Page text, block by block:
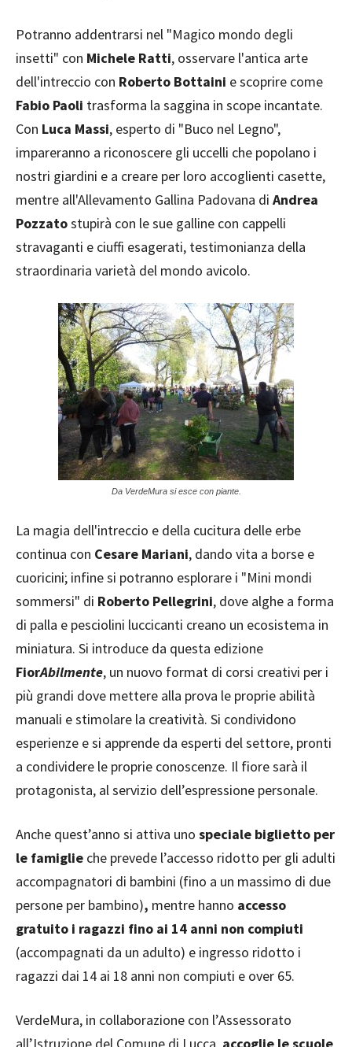
Potranno addentrarsi nel "Magico mondo degli
insetti" con Michele Ratti, osservare l'antica arte
dell'intreccio con Roberto Bottaini e scoprire come
Fabio Paoli trasforma la saggina in scope incantate.
Con Luca Massi, esperto di "Buco nel Legno",
impareranno a riconoscere gli uccelli che popolano i
nostri giardini e a creare per loro accoglienti casette,
mentre all'Allevamento Gallina Padovana di Andrea
Pozzatostupirà con le sue galline con cappelli
stravaganti e ciuffi esagerati, testimonianza della
straordinaria varietà del mondo avicolo.
Da VerdeMura si esce con piante.
La magia dell'intreccio e della cucitura delle erbe
continua con Cesare Mariani, dando vita a borse e
cuoricini; infine si potranno esplorare i "Mini mondi
sommersi" di Roberto Pellegrini, dove alghe a forma
di palla e pesciolini luccicanti creano un ecosistema in
miniatura. Si introduce da questa edizione
FiorAbilmente, un nuovo format di corsi creativi per i
più grandi dove mettere alla prova le proprie abilità
manuali e stimolare la creatività. Si condividono
esperienze e si apprende da esperti del settore, pronti
a condividere le proprie conoscenze. Il fiore sarà il
protagonista, al servizio dell’espressione personale.
Anche quest’anno si attiva uno speciale biglietto per
le famiglie che prevede l’accesso ridotto per gli adulti
accompagnatori di bambini (fino a un massimo di due
persone per bambino), mentre hanno accesso
gratuito i ragazzi fino ai 14 anni non compiuti
(accompagnati da un adulto) e ingresso ridotto i
ragazzi dai 14 ai 18 anni non compiuti e over 65.
VerdeMura, in collaborazione con l’Assessorato